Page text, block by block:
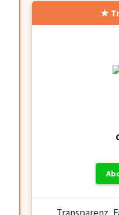
Transparenz,